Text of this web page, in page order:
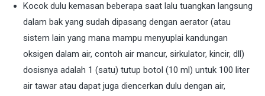
Kocok dulu kemasan beberapa saat lalu tuangkan langsung
dalam bak yang sudah dipasang dengan aerator (atau
sistem lain yang mana mampu menyuplai kandungan
oksigen dalam air, contoh air mancur, sirkulator, kincir, dll)
dosisnya adalah 1 (satu) tutup botol (10 ml) untuk 100 liter
air tawar atau dapat juga diencerkan dulu dengan air,